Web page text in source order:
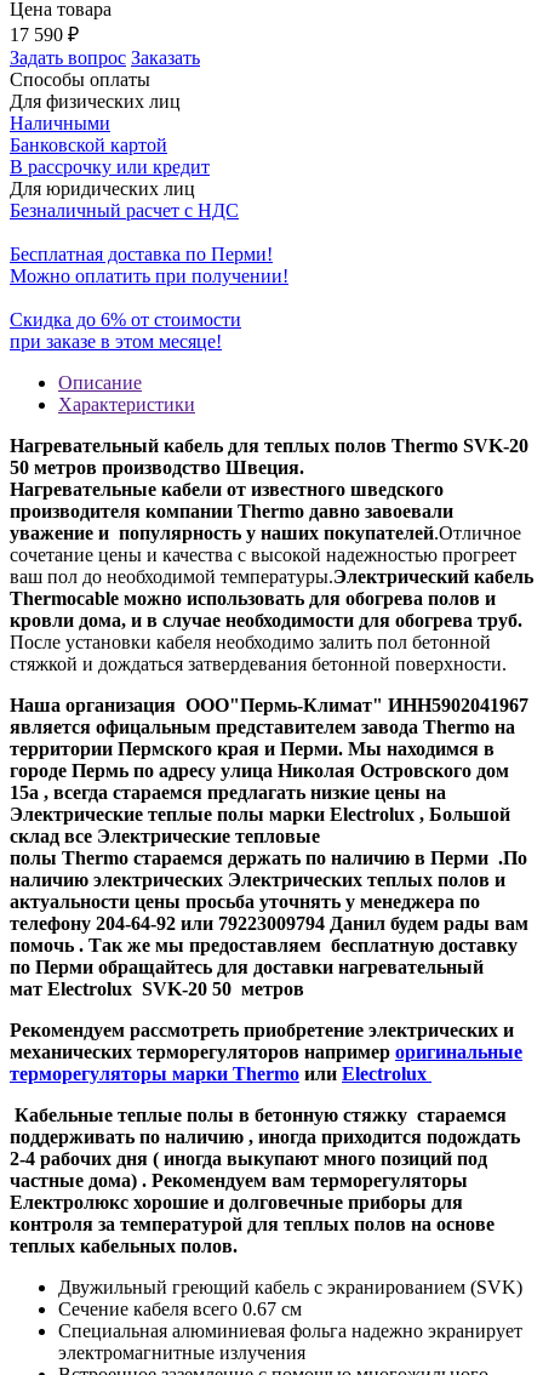
Цена товара
17 590 ₽
Задать вопрос Заказать
Способы оплаты
Для физических лиц
Наличными
Банковской картой
В рассрочку или кредит
Для юридических лиц
Безналичный расчет с НДС
Бесплатная доставка по Перми!
Можно оплатить при получении!
Скидка до 6% от стоимости
при заказе в этом месяце!
Описание
Характеристики
Нагревательный кабель для теплых полов Thermo SVK-20
50 метров производство Швеция.
Нагревательные кабели от известного шведского
производителя компании Thermo давно завоевали
уважение и популярность у наших покупателей.Отличное
сочетание цены и качества с высокой надежностью прогреет
ваш пол до необходимой температуры.Электрический кабель
Thermocable можно использовать для обогрева полов и
кровли дома, и в случае необходимости для обогрева труб.
После установки кабеля необходимо залить пол бетонной
стяжкой и дождаться затвердевания бетонной поверхности.
Наша организация ООО"Пермь-Климат" ИНН5902041967
является офицальным представителем завода Thermo на
территории Пермского края и Перми. Мы находимся в
городе Пермь по адресу улица Николая Островского дом
15а , всегда стараемся предлагать низкие цены на
Электрические теплые полы марки Electrolux , Большой
склад все Электрические тепловые
полы Thermo стараемся держать по наличию в Перми .По
наличию электрических Электрических теплых полов и
актуальности цены просьба уточнять у менеджера по
телефону 204-64-92 или 79223009794 Данил будем рады вам
помочь . Так же мы предоставляем бесплатную доставку
по Перми обращайтесь для доставки нагревательный
мат Electrolux SVK-20 50 метров
Рекомендуем рассмотреть приобретение электрических и
механических терморегуляторов например оригинальные
терморегуляторы марки Thermo или Еlectrolux
Кабельные теплые полы в бетонную стяжку стараемся
поддерживать по наличию , иногда приходится подождать
2-4 рабочих дня ( иногда выкупают много позиций под
частные дома) . Рекомендуем вам терморегуляторы
Електролюкс хорошие и долговечные приборы для
контроля за температурой для теплых полов на основе
теплых кабельных полов.
Двужильный греющий кабель с экранированием (SVK)
Сечение кабеля всего 0.67 см
Специальная алюминиевая фольга надежно экранирует
электромагнитные излучения